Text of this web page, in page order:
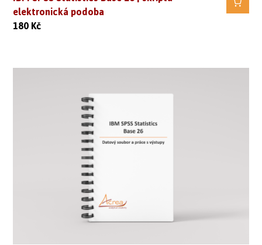
elektronická podoba
180Kč